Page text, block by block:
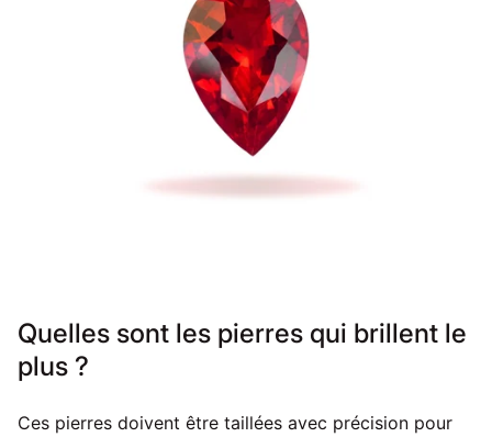
Quelles sont les pierres qui brillent le
plus ?
Ces pierres doivent être taillées avec précision pour